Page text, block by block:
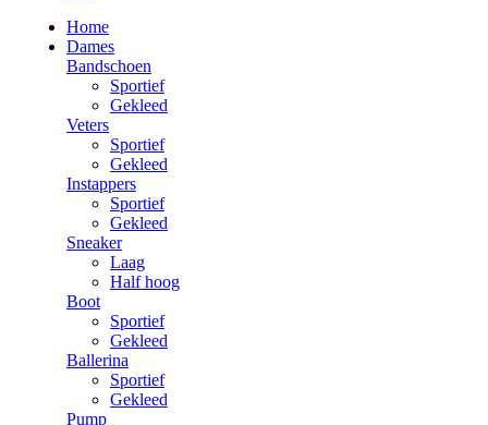
Home
Dames
Bandschoen
Sportief
Gekleed
Veters
Sportief
Gekleed
Instappers
Sportief
Gekleed
Sneaker
Laag
Half hoog
Boot
Sportief
Gekleed
Ballerina
Sportief
Gekleed
Pump